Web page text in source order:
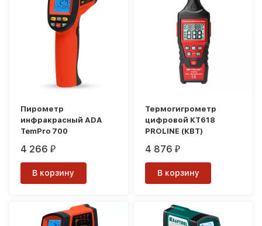
Пирометр
инфракрасный ADA
TemPro 700
4 266₽
В корзину
Термогигрометр
цифровой КТ618
PROLINE (КВТ)
4 876₽
В корзину